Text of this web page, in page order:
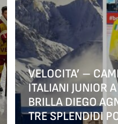
VELOCITA’ –
ITALIANI JUNIOR
BRILLA DIEGO
TRE SPLENDIDI